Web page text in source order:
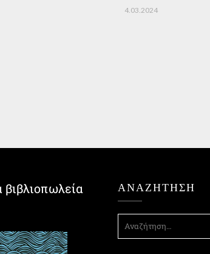
4.03.2024
ΑΝΑΖΉΤΗΣΗ
ΑΝΑΖΉΤΗΣΗ